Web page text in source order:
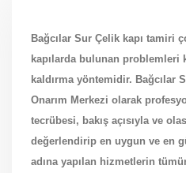
Bağcılar Sur Çelik kapı tamiri
kapılarda bulunan problemleri
kaldırma yöntemidir. Bağcılar
Onarım Merkezi olarak
tecrübesi, bakış açısıyla ve
değerlendirip en uygun ve en
adına yapılan hizmetlerin